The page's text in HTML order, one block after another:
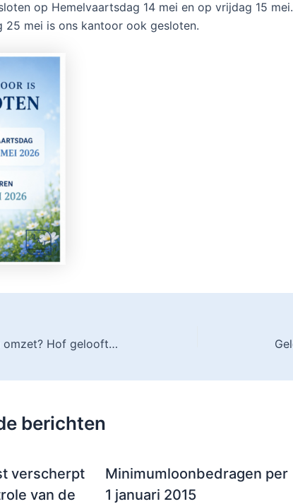
op Hemelvaartsdag 14 mei en op vrijdag 15 mei.
25 mei is ons kantoor ook gesloten.
Kosten exact gelijk aan omzet? Hof gelooft het niet
berichten
verscherpt
van de
Minimumloonbedragen per
1 januari 2015